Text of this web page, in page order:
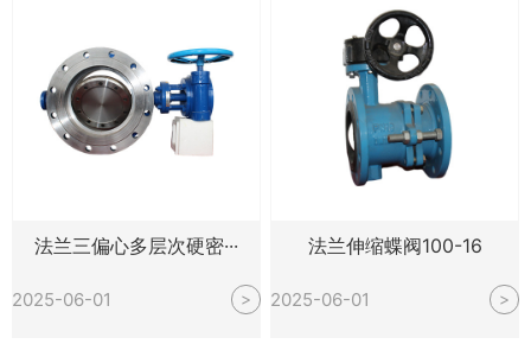
法兰三偏心多层次硬密···
2025-06-01 >
法兰伸缩蝶阀100-16
2025-06-01 >